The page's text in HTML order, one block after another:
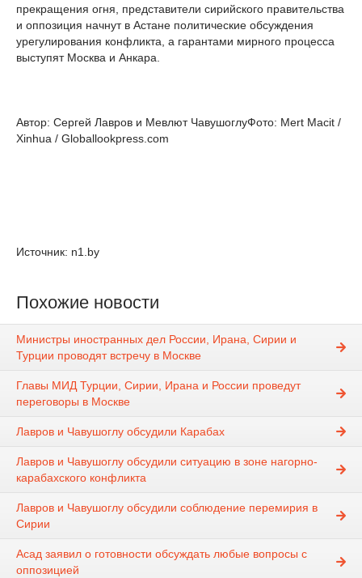
прекращения огня, представители сирийского правительства
и оппозиция начнут в Астане политические обсуждения
урегулирования конфликта, а гарантами мирного процесса
выступят Москва и Анкара.
Автор: Сергей Лавров и Мевлют ЧавушоглуФото: Mert Macit /
Xinhua / Globallookpress.com
Источник: n1.by
Похожие новости
Министры иностранных дел России, Ирана, Сирии и
Турции проводят встречу в Москве
Главы МИД Турции, Сирии, Ирана и России проведут
переговоры в Москве
Лавров и Чавушоглу обсудили Карабах
Лавров и Чавушоглу обсудили ситуацию в зоне нагорно-
карабахского конфликта
Лавров и Чавушоглу обсудили соблюдение перемирия в
Сирии
Асад заявил о готовности обсуждать любые вопросы с
оппозицией